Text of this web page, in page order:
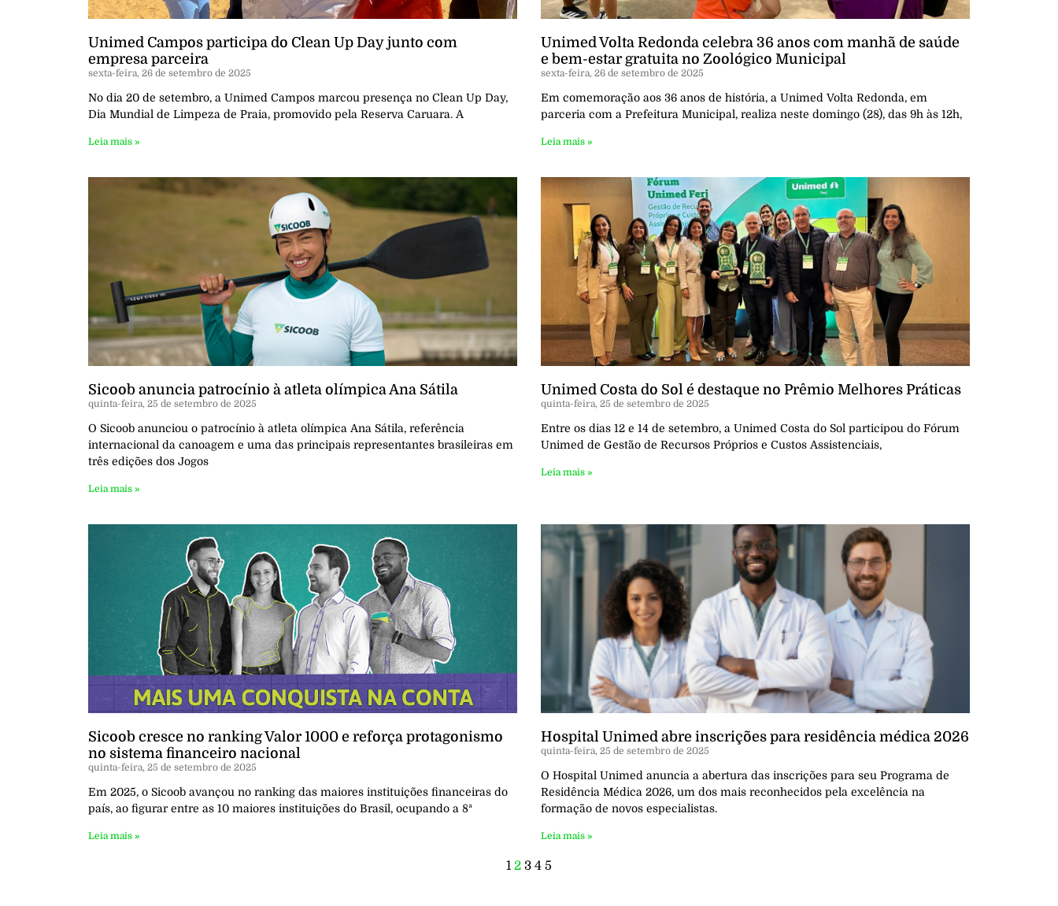
Unimed Campos participa do Clean Up Day junto com
empresa parceira
sexta-feira, 26 de setembro de 2025
No dia 20 de setembro, a Unimed Campos marcou presença no Clean Up Day,
Dia Mundial de Limpeza de Praia, promovido pela Reserva Caruara. A
Leia mais »
Unimed Volta Redonda celebra 36 anos com manhã de saúde
e bem-estar gratuita no Zoológico Municipal
sexta-feira, 26 de setembro de 2025
Em comemoração aos 36 anos de história, a Unimed Volta Redonda, em
parceria com a Prefeitura Municipal, realiza neste domingo (28), das 9h às 12h,
Leia mais »
Sicoob anuncia patrocínio à atleta olímpica Ana Sátila
quinta-feira, 25 de setembro de 2025
O Sicoob anunciou o patrocínio à atleta olímpica Ana Sátila, referência
internacional da canoagem e uma das principais representantes brasileiras em
três edições dos Jogos
Leia mais »
Unimed Costa do Sol é destaque no Prêmio Melhores Práticas
quinta-feira, 25 de setembro de 2025
Entre os dias 12 e 14 de setembro, a Unimed Costa do Sol participou do Fórum
Unimed de Gestão de Recursos Próprios e Custos Assistenciais,
Leia mais »
Sicoob cresce no ranking Valor 1000 e reforça protagonismo
no sistema financeiro nacional
quinta-feira, 25 de setembro de 2025
Em 2025, o Sicoob avançou no ranking das maiores instituições financeiras do
país, ao figurar entre as 10 maiores instituições do Brasil, ocupando a 8ª
Leia mais »
Hospital Unimed abre inscrições para residência médica 2026
quinta-feira, 25 de setembro de 2025
O Hospital Unimed anuncia a abertura das inscrições para seu Programa de
Residência Médica 2026, um dos mais reconhecidos pela excelência na
formação de novos especialistas.
Leia mais »
1 2 3 4 5